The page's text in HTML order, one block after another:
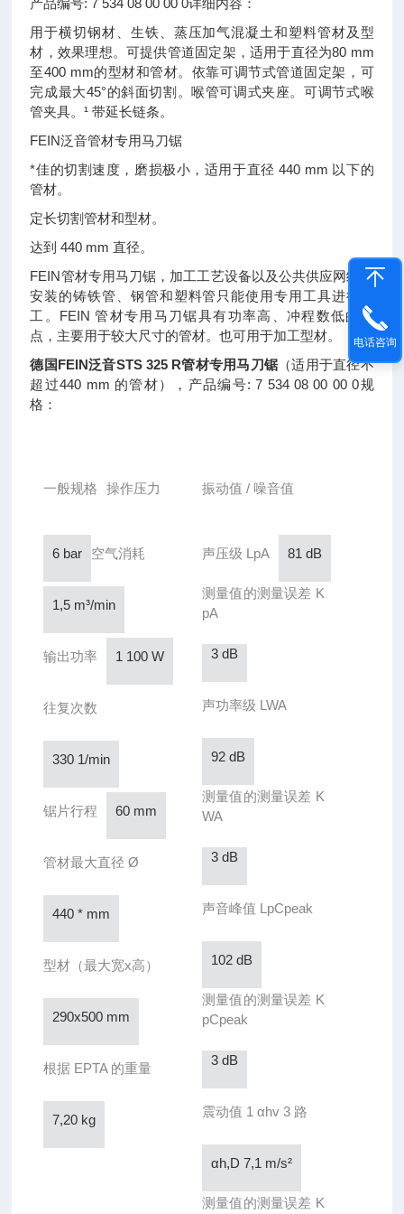
产品编号: 7 534 08 00 00 0详细内容：
用于横切钢材、生铁、蒸压加气混凝土和塑料管材及型
材，效果理想。可提供管道固定架，适用于直径为80 mm
至400 mm的型材和管材。依靠可调节式管道固定架，可
完成最大45°的斜面切割。喉管可调式夹座。可调节式喉
管夹具。¹ 带延长链条。
FEIN泛音管材专用马刀锯
*佳的切割速度，磨损极小，适用于直径 440 mm 以下的
管材。
定长切割管材和型材。
达到 440 mm 直径。
FEIN管材专用马刀锯，加工工艺设备以及公共供应网络中
安装的铸铁管、钢管和塑料管只能使用专用工具进行加
工。FEIN 管材专用马刀锯具有功率高、冲程数低的特
点，主要用于较大尺寸的管材。也可用于加工型材。
德国FEIN泛音STS 325 R管材专用马刀锯 （适用于直径不
超过440 mm 的管材），产品编号: 7 534 08 00 00 0规
格：
一般规格 操作压力
6 bar 空气消耗
1,5 m³/min
输出功率 1 100 W
往复次数
330 1/min
锯片行程 60 mm
管材最大直径 Ø
440 * mm
型材（最大宽x高）
290x500 mm
根据 EPTA 的重量
7,20 kg
振动值 / 噪音值
声压级 LpA 81 dB
测量值的测量误差 K
pA
3 dB
声功率级 LWA
92 dB
测量值的测量误差 K
WA
3 dB
声音峰值 LpCpeak
102 dB
测量值的测量误差 K
pCpeak
3 dB
震动值 1 αhv 3 路
αh,D 7,1 m/s²
测量值的测量误差 K
电话咨询